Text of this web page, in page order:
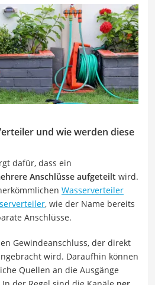
und wie werden diese
dafür, dass ein
Anschlüsse aufgeteilt wird.
Wasserverteiler
, wie der Name bereits
Anschlüsse.
Gewindeanschluss, der direkt
wird. Daraufhin können
Quellen an die Ausgänge